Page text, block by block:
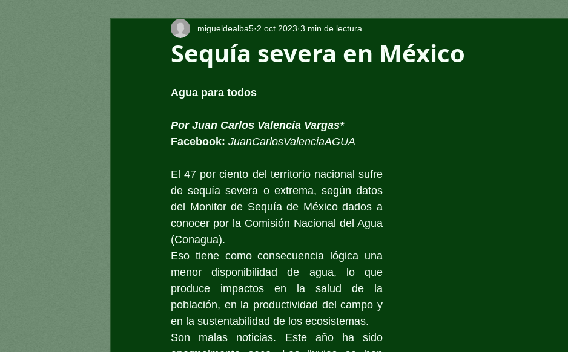
Arte y cultura Educación educación
Sequía severa en México
migueldealba5 2 oct 2023 3 min de lectura
Agua para todos
Por Juan Carlos Valencia Vargas*
Facebook: JuanCarlosValenciaAGUA
El 47 por ciento del territorio nacional sufre
de sequía severa o extrema, según datos
del Monitor de Sequía de México dados a
conocer por la Comisión Nacional del Agua
(Conagua).
Eso tiene como consecuencia lógica una
menor disponibilidad de agua, lo que
produce impactos en la salud de la
población, en la productividad del campo y
en la sustentabilidad de los ecosistemas.
Son malas noticias. Este año ha sido